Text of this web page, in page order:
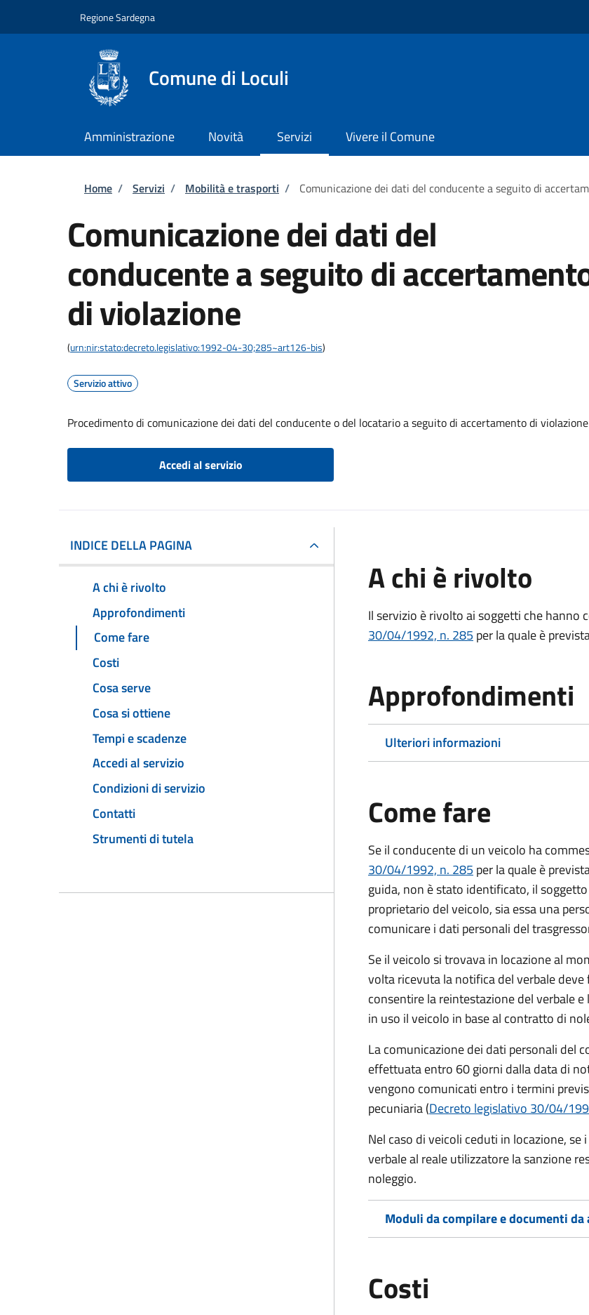
Regione Sardegna
Comune di Loculi
Amministrazione Novità Servizi Vivere il Comune
Briciole di pane
Home / Servizi / Mobilità e trasporti / Comunicazione dei dati del conducente a seguito di
Comunicazione dei dati del
conducente a seguito di
di violazione
(urn:nir:stato:decreto.legislativo:1992-04-30;285~art126-bis)
Servizio attivo
Procedimento di comunicazione dei dati del conducente o del locatario a seguito di accertamento di violazione
Accedi al servizio
INDICE DELLA PAGINA
A chi è rivolto
Approfondimenti
Come fare
Costi
Cosa serve
Cosa si ottiene
Tempi e scadenze
Accedi al servizio
Condizioni di servizio
Contatti
Strumenti di tutela
A chi è rivolto
Il servizio è rivolto ai soggetti che hanno
30/04/1992, n. 285 per la quale è
Approfondimenti
Ulteriori informazioni
Come fare
Se il conducente di un veicolo ha
30/04/1992, n. 285 per la quale è
guida, non è stato identificato, il
proprietario del veicolo, sia essa una
comunicare i dati personali del
Se il veicolo si trovava in locazione al
volta ricevuta la notifica del verbale
consentire la reintestazione del verbale
in uso il veicolo in base al contratto di
La comunicazione dei dati personali del
effettuata entro 60 giorni dalla data di
vengono comunicati entro i termini
pecuniaria (Decreto legislativo 30/04/
Nel caso di veicoli ceduti in locazione,
verbale al reale utilizzatore la sanzione
noleggio.
Moduli da compilare e documenti da
Costi